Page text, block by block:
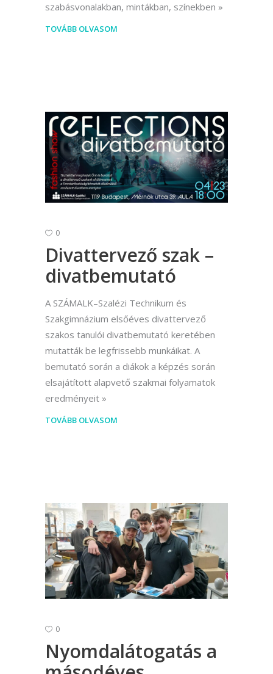
szabásvonalakban, mintákban, színekben
TOVÁBB OLVASOM
0
Divattervező szak –
divatbemutató
A SZÁMALK–Szalézi Technikum és
Szakgimnázium elsőéves divattervező
szakos tanulói divatbemutató keretében
mutatták be legfrissebb munkáikat. A
bemutató során a diákok a képzés során
elsajátított alapvető szakmai folyamatok
eredményeit
TOVÁBB OLVASOM
0
Nyomdalátogatás a